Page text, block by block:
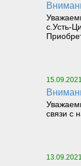
с.Усть-
15.09.2021
связи с
13.09.2021